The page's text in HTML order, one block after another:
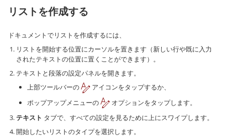
リストを作成する
ドキュメントでリストを作成するには、
リストを開始する位置にカーソルを置きます（新しい行や既に入力
されたテキストの位置に置くことができます）。
テキストと段落の設定パネルを開きます。
上部ツールバーの
アイコンをタップするか、
ポップアップメニューの
オプションをタップします。
テキスト タブで、すべての設定を見るために上にスワイプします。
開始したいリストのタイプを選択します。